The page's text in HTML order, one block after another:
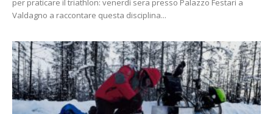
Valdagno a raccontare questa disciplina...